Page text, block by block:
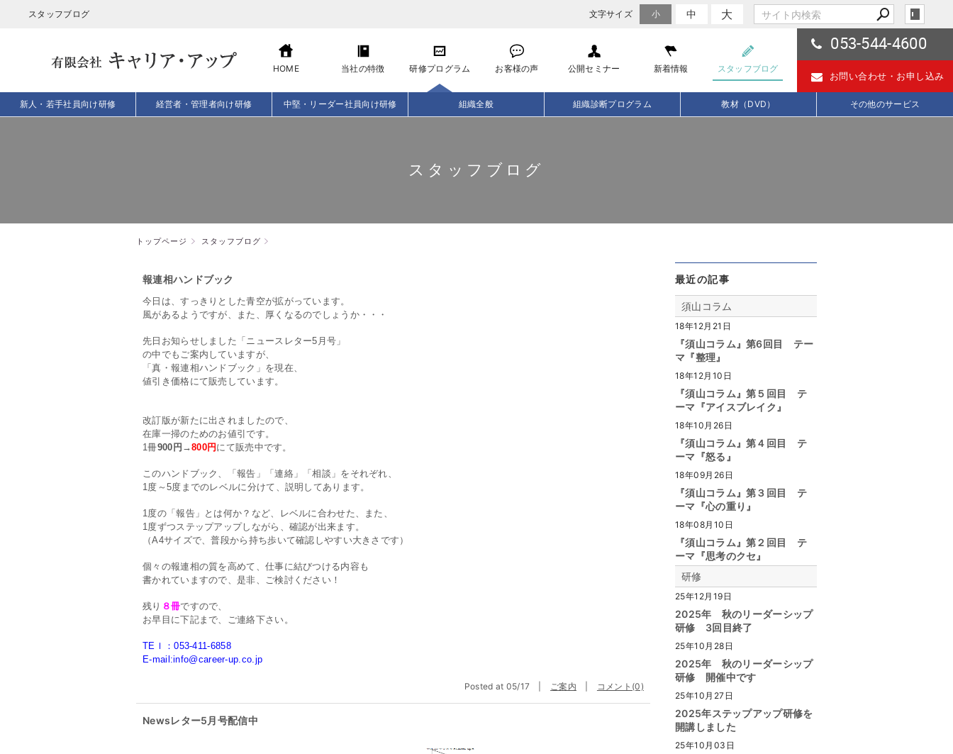
スタッフブログ 文字サイズ 小 中 大
HOME 当社の特徴 研修プログラム お客様の声 公開セミナー 新着情報 スタッフブログ
053-544-4600
お問い合わせ・ お申し込み
新人・若手社員向け研修 経営者・管理者向け研修 中堅・リーダー社員向け研修 組織全般 組織診断プログラム 教材（DVD） その他のサービス
スタッフブログ
トップページ スタッフブログ
報連相ハンドブック
今日は、すっきりとした青空が拡がっています。
風があるようですが、また、厚くなるのでしょうか・・・
先日お知らせしました「ニュースレター5月号」
の中でもご案内していますが、
「真・報連相ハンドブック」を現在、
値引き価格にて販売しています。
改訂版が新たに出されましたので、
在庫一掃のためのお値引です。
1冊900円→800円にて販売中です。
このハンドブック、「報告」「連絡」「相談」をそれぞれ、
1度～5度までのレベルに分けて、説明してあります。
1度の「報告」とは何か？など、レベルに合わせた、また、
1度ずつステップアップしながら、確認が出来ます。
（A4サイズで、普段から持ち歩いて確認しやすい大きさです）
個々の報連相の質を高めて、仕事に結びつける内容も
書かれていますので、是非、ご検討ください！
残り ８冊ですので、
お早目に下記まで、ご連絡下さい。
TEｌ：053-411-6858
E-mail:info@career-up.co.jp
Posted at 05/17 | ご案内 コメント(0)
Newsレター5月号配信中
最近の記事
須山コラム
18年12月21日
『須山コラム』第6回目 テー
マ『整理』
18年12月10日
『須山コラム』第５回目 テ
ーマ『アイスブレイク』
18年10月26日
『須山コラム』第４回目 テ
ーマ『怒る』
18年09月26日
『須山コラム』第３回目 テ
ーマ『心の重り』
18年08月10日
『須山コラム』第２回目 テ
ーマ『思考のクセ』
研修
25年12月19日
2025年 秋のリーダーシップ
研修 3回目終了
25年10月28日
2025年 秋のリーダーシップ
研修 開催中です
25年10月27日
2025年ステップアップ研修を
開講しました
25年10月03日